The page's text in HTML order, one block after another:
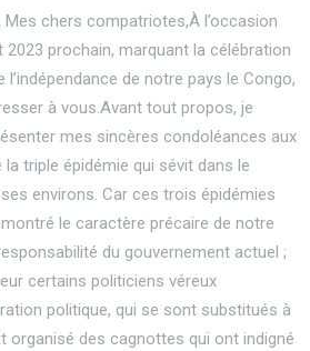
chers compatriotes,À l’occasion
2023 prochain, marquant la célébration
l’indépendance de notre pays le Congo,
à vous.Avant tout propos, je
mes sincères condoléances aux
triple épidémie qui sévit dans le
environs. Car ces trois épidémies
le caractère précaire de notre
du gouvernement actuel ;
certains politiciens véreux
politique, qui se sont substitués à
organisé des cagnottes qui ont indigné